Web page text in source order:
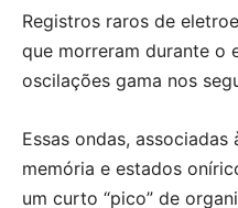
Registros raros de
que morreram durante o
oscilações gama nos
Essas ondas,
memória e estados
um curto “pico” de